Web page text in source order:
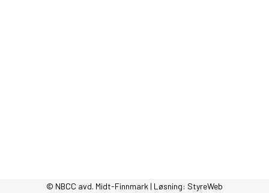
© NBCC avd. Midt-Finnmark | Løsning: StyreWeb